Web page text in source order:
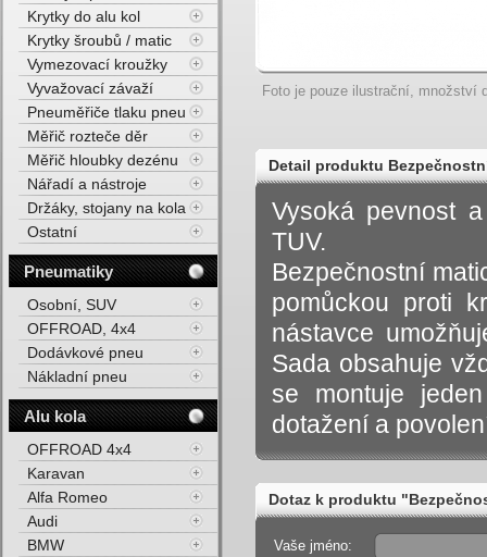
Foto je pouze ilustrační, množství
Detail produktu
dosedací plocha
Vysoká pevnost
TUV.
Bezpečnostní
pomůckou proti
nástavce
Sada obsahuje
se montuje
dotažení a
Dotaz k produktu
Vaše jméno:
Krytky do alu kol
Krytky šroubů / matic
Vymezovací kroužky
Vyvažovací závaží
Pneuměřiče tlaku pneu
Měřič rozteče děr
Měřič hloubky dezénu
Nářadí a nástroje
Držáky, stojany na kola
Ostatní
Pneumatiky
Osobní, SUV
OFFROAD, 4x4
Dodávkové pneu
Nákladní pneu
Alu kola
OFFROAD 4x4
Karavan
Alfa Romeo
Audi
BMW